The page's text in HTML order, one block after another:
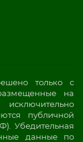
только с
на
публичной
Убедительная
данные по